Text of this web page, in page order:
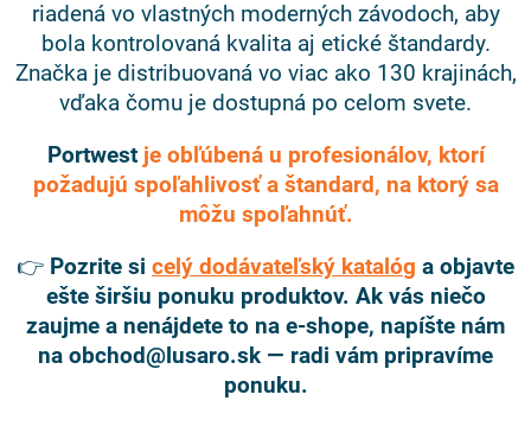
riadená vo vlastných moderných závodoch, aby
bola kontrolovaná kvalita aj etické štandardy.
Značka je distribuovaná vo viac ako 130 krajinách,
vďaka čomu je dostupná po celom svete.
Portwest je obľúbená u profesionálov, ktorí
požadujú spoľahlivosť a štandard, na ktorý sa
môžu spoľahnúť.
👉 Pozrite si celý dodávateľský katalóg a objavte
ešte širšiu ponuku produktov. Ak vás niečo
zaujme a nenájdete to na e-shope, napíšte nám
na obchod@lusaro.sk — radi vám pripravíme
ponuku.